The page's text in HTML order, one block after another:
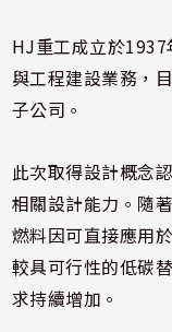
HJ重工成立於
與工程建設業務，
子公司。
此次取得設計概念
相關設計能力。隨
燃料因可直接應用
較具可行性的低碳
求持續增加。